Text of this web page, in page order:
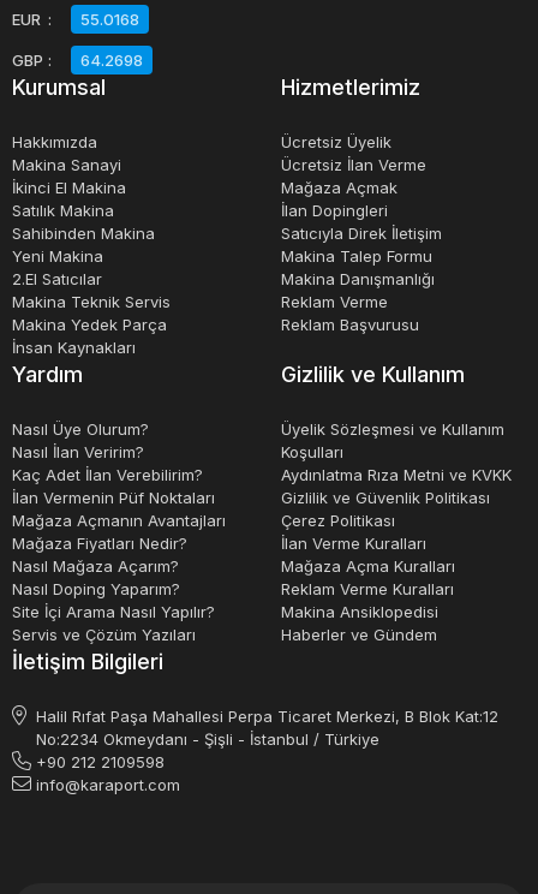
özelliklerine, boyutuna ve markasına göre değişebilir.
Daha gelişmiş özelliklere sahip bir plotter, daha yüksek bir
fiyata sahip olacaktır. Ancak, birçok satıcı, uygun fiyatlı ve
büyük boyutlu çıktıların üretilmesinde kullanılan önemli bir
çıktı cihazıdır.
EUR : 55.0168
GBP : 64.2698
Kurumsal
Hakkımızda
Makina Sanayi
İkinci El Makina
Satılık Makina
Sahibinden Makina
Yeni Makina
2.El Satıcılar
Makina Teknik Servis
Makina Yedek Parça
İnsan Kaynakları
Hizmetlerimiz
Ücretsiz Üyelik
Ücretsiz İlan Verme
Mağaza Açmak
İlan Dopingleri
Satıcıyla Direk İletişim
Makina Talep Formu
Makina Danışmanlığı
Reklam Verme
Reklam Başvurusu
Yardım
Nasıl Üye Olurum?
Nasıl İlan Veririm?
Kaç Adet İlan Verebilirim?
İlan Vermenin Püf Noktaları
Mağaza Açmanın Avantajları
Mağaza Fiyatları Nedir?
Nasıl Mağaza Açarım?
Nasıl Doping Yaparım?
Site İçi Arama Nasıl Yapılır?
Servis ve Çözüm Yazıları
Gizlilik ve Kullanım
Üyelik Sözleşmesi ve Kullanım
Koşulları
Aydınlatma Rıza Metni ve KVKK
Gizlilik ve Güvenlik Politikası
Çerez Politikası
İlan Verme Kuralları
Mağaza Açma Kuralları
Reklam Verme Kuralları
Makina Ansiklopedisi
Haberler ve Gündem
İletişim Bilgileri
Halil Rıfat Paşa Mahallesi Perpa Ticaret Merkezi, B Blok Kat:12
No:2234 Okmeydanı - Şişli - İstanbul / Türkiye
+90 212 2109598
info@karaport.com